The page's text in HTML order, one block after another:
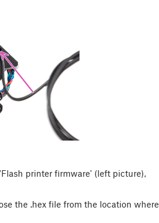
printer firmware' (left picture),
the .hex file from the location where